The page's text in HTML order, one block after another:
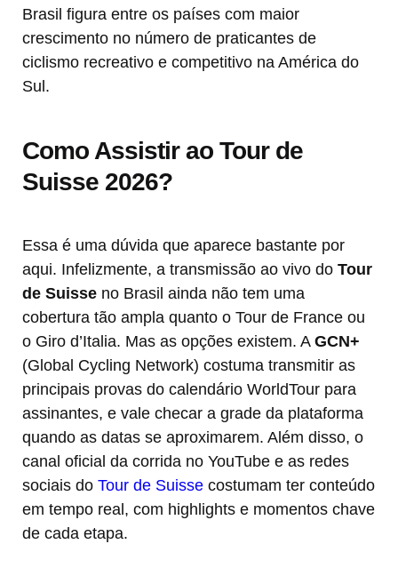
Brasil figura entre os países com maior
crescimento no número de praticantes de
ciclismo recreativo e competitivo na América do
Sul.
Como Assistir ao Tour de
Suisse 2026?
Essa é uma dúvida que aparece bastante por
aqui. Infelizmente, a transmissão ao vivo do Tour
de Suisse no Brasil ainda não tem uma
cobertura tão ampla quanto o Tour de France ou
o Giro d’Italia. Mas as opções existem. A GCN+
(Global Cycling Network) costuma transmitir as
principais provas do calendário WorldTour para
assinantes, e vale checar a grade da plataforma
quando as datas se aproximarem. Além disso, o
canal oficial da corrida no YouTube e as redes
sociais do Tour de Suisse costumam ter conteúdo
em tempo real, com highlights e momentos chave
de cada etapa.